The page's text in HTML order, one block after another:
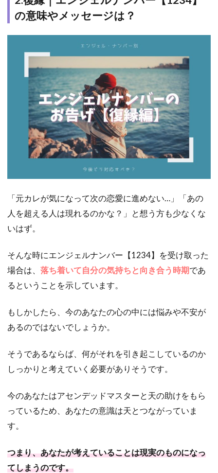
の意味やメッセージは？
「元カレが気になって次の恋愛に進めない…」「あの
人を超える人は現れるのかな？」と想う方も少なくな
いはず。
そんな時にエンジェルナンバー【1234】を受け取った
場合は、 落ち着いて自分の気持ちと向き合う時期であ
るということを示しています。
もしかしたら、今のあなたの心の中には悩みや不安が
あるのではないでしょうか。
そうであるならば、何がそれを引き起こしているのか
しっかりと考えていく必要がありそうです。
今のあなたはアセンデッドマスターと天の助けをもら
っているため、あなたの意識は天とつながっていま
す。
つまり、あなたが考えていることは現実のものになっ
てしまうのです。